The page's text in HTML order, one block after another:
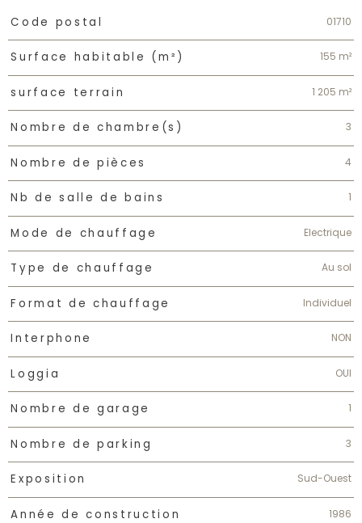
Caractéristiques Valeurs
Code postal 01710
Surface habitable (m²) 155 m²
surface terrain 1 205 m²
Nombre de chambre(s) 3
Nombre de pièces 4
Nb de salle de bains 1
Mode de chauffage Electrique
Type de chauffage Au sol
Format de chauffage Individuel
Interphone NON
Loggia OUI
Nombre de garage 1
Nombre de parking 3
Exposition Sud-Ouest
Année de construction 1986